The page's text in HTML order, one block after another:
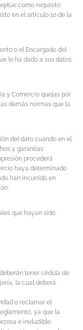
como requisito
en el artículo 10 de la
o el Encargado del
le ha dado a sus datos
y Comercio quejas por
demás normas que la
del dato cuando en el
y garantías
procederá
haya determinado
han incurrido en
que hayan sido
tener cédula de
la cual deberá
o reclamar el
ya que la
e ineludible